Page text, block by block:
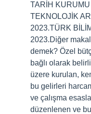
TARİH
TEKNOLOJİK
2023.TÜRK
2023.Diğer
demek? Özel
bağlı olarak
üzere kurulan,
bu gelirleri
ve çalışma
düzenlenen ve